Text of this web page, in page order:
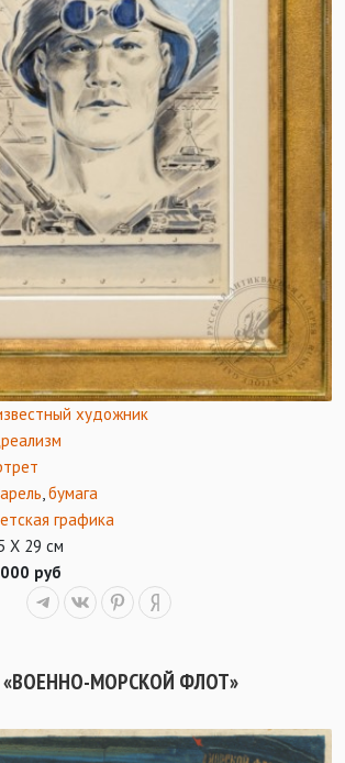
художник
,бумага
графика
Х 29 см
руб
«ВОЕННО-МОРСКОЙ ФЛОТ»